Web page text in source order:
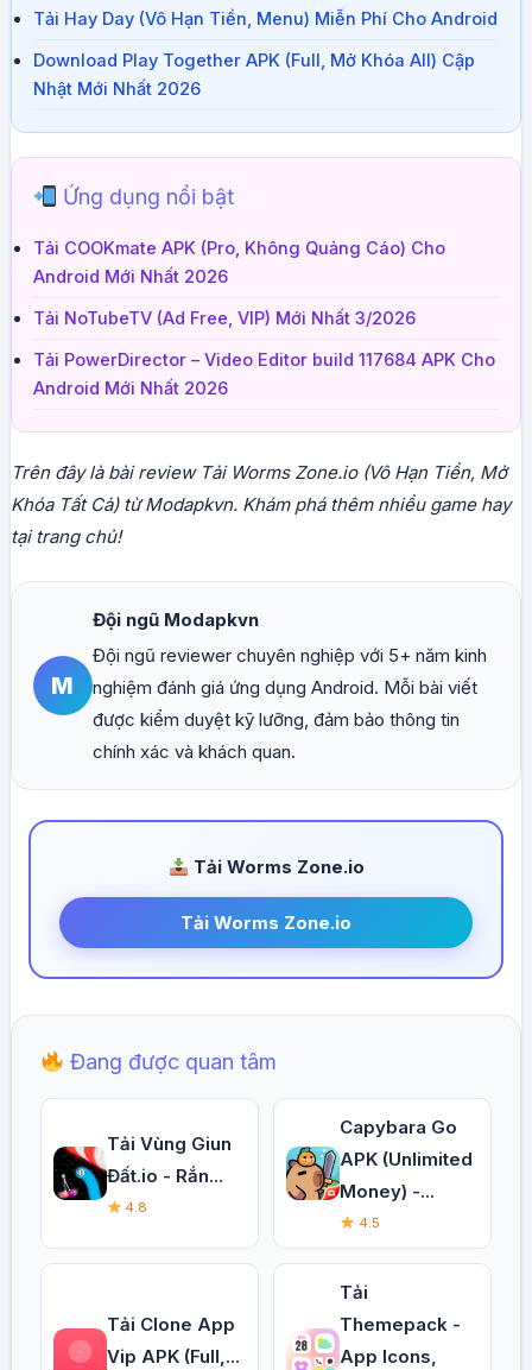
Tải Hay Day (Vô Hạn Tiền, Menu) Miễn Phí Cho Android
Download Play Together APK (Full, Mở Khóa All) Cập
Nhật Mới Nhất 2026
Ứng dụng nổi bật
Tải COOKmate APK (Pro, Không Quảng Cáo) Cho
Android Mới Nhất 2026
Tải NoTubeTV (Ad Free, VIP) Mới Nhất 3/2026
Tải PowerDirector – Video Editor build 117684 APK Cho
Android Mới Nhất 2026
Trên đây là bài review Tải Worms Zone.io (Vô Hạn Tiền, Mở
Khóa Tất Cả) từ Modapkvn. Khám phá thêm nhiều game hay
tại trang chủ!
M
Đội ngũ Modapkvn
Đội ngũ reviewer chuyên nghiệp với 5+ năm kinh
nghiệm đánh giá ứng dụng Android. Mỗi bài viết
được kiểm duyệt kỹ lưỡng, đảm bảo thông tin
chính xác và khách quan.
Tải Worms Zone.io
Tải Worms Zone.io
Đang được quan tâm
Tải Vùng Giun
Đất.io - Rắn...
4.8
Capybara Go
APK (Unlimited
Money) -...
4.5
Tải Clone App
Vip APK (Full,...
Tải
Themepack -
App Icons,